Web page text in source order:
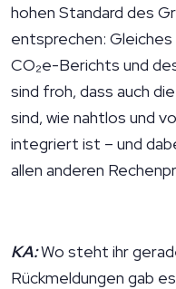
hohen Standard des
entsprechen:
CO₂e-Berichts und
sind froh, dass auch
sind, wie nahtlos und
integriert ist – und
allen anderen
KA:Wo steht ihr
Rückmeldungen gab